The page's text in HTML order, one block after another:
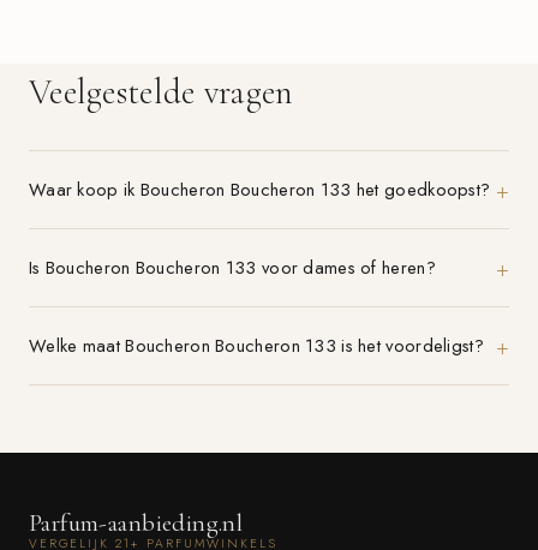
Veelgestelde vragen
Waar koop ik Boucheron Boucheron 133 het goedkoopst?
Is Boucheron Boucheron 133 voor dames of heren?
Welke maat Boucheron Boucheron 133 is het voordeligst?
Parfum-aanbieding.nl
VERGELIJK 21+ PARFUMWINKELS